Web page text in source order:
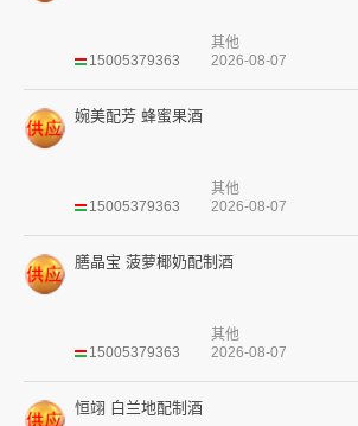
15005379363
其他
2026-08-07
婉美配芳 蜂蜜果酒
15005379363
其他
2026-08-07
膳晶宝 菠萝椰奶配制酒
15005379363
其他
2026-08-07
恒翊 白兰地配制酒